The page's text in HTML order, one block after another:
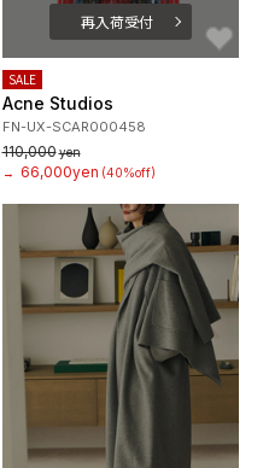
再入荷受付
SALE
Acne Studios
FN-UX-SCAR000458
110,000yen
→ 66,000yen (40%off)